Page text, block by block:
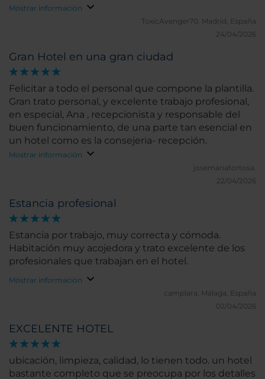
siempre había consomé caliente para recuperar
momento: todo el personal fue muy amable y
Me gustaría destacar especialmente a una persona
del equipo, CRISTINA VEGA cuya dedicación y trato
cercano marcaron realmente la diferencia durante
nuestra estancia. Su profesionalidad y amabilidad
hicieron que la experiencia fuera aún más especial.
Además, todo el equipo de cafeteria estuvo
esplendido durante los días que estuvimos. Sin
duda, un lugar muy recomendable al que
Mostrar información
ToxicAvenger70. Madrid, España
24/04/2026
Gran Hotel en una gran ciudad
Felicitar a todo el personal que compone la plantilla.
Gran trato personal, y excelente trabajo profesional,
en especial, Ana , recepcionista y responsable del
buen funcionamiento, de una parte tan esencial en
un hotel como es la consejeria- recepción.
Mostrar información
josemariatortosa.
22/04/2026
Estancia profesional
Estancia por trabajo, muy correcta y cómoda.
Habitación muy acojedora y trato excelente de los
profesionales que trabajan en el hotel.
Mostrar información
camplara. Málaga, España
02/04/2026
EXCELENTE HOTEL
ubicación, limpieza, calidad, lo tienen todo. un hotel
bastante completo que se preocupa por los detalles